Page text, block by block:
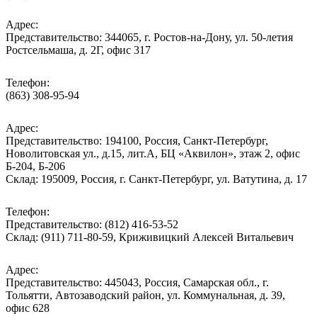
Адрес:
Представительство: 344065, г. Ростов-на-Дону, ул. 50-летия
Ростсельмаша, д. 2Г, офис 317
Телефон:
(863) 308-95-94
Адрес:
Представительство: 194100, Россия, Санкт-Петербург,
Новолитовская ул., д.15, лит.А, БЦ «Аквилон», этаж 2, офис
Б-204, Б-206
Склад: 195009, Россия, г. Санкт-Петербург, ул. Ватутина, д. 17
Телефон:
Представительство: (812) 416-53-52
Склад: (911) 711-80-59, Криживицкий Алексей Витальевич
Адрес:
Представительство: 445043, Россия, Самарская обл., г.
Тольятти, Автозаводский район, ул. Коммунальная, д. 39,
офис 628